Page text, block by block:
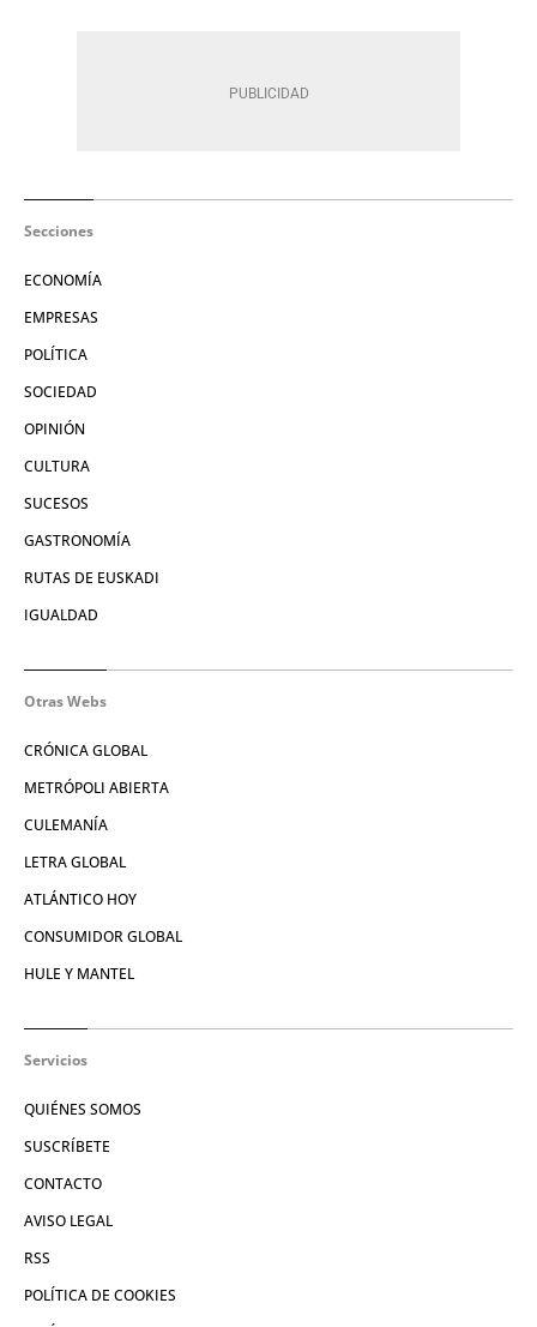
Secciones
ECONOMÍA
EMPRESAS
POLÍTICA
SOCIEDAD
OPINIÓN
CULTURA
SUCESOS
GASTRONOMÍA
RUTAS DE EUSKADI
IGUALDAD
Otras Webs
CRÓNICA GLOBAL
METRÓPOLI ABIERTA
CULEMANÍA
LETRA GLOBAL
ATLÁNTICO HOY
CONSUMIDOR GLOBAL
HULE Y MANTEL
Servicios
QUIÉNES SOMOS
SUSCRÍBETE
CONTACTO
AVISO LEGAL
RSS
POLÍTICA DE COOKIES